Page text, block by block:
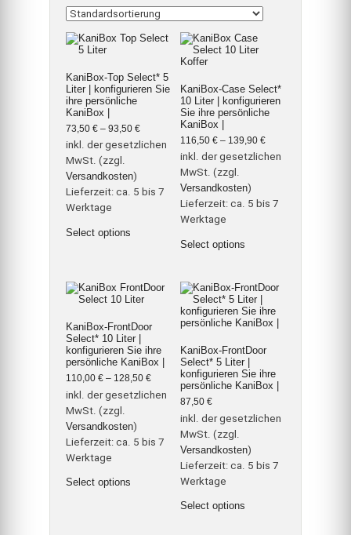
KaniBox-Top Select* 5
Liter | konfigurieren Sie
ihre persönliche
KaniBox |
73,50 €– 93,50 €
inkl. der gesetzlichen
MwSt. (zzgl.
Versandkosten)
Lieferzeit: ca. 5 bis 7
Werktage
Select optionsProdukt
Die
Optionen
auf
der
Produktseite
gewählt
werden
KaniBox-Case Select*
10 Liter | konfigurieren
Sie ihre persönliche
KaniBox |
116,50 €– 139,90 €
inkl. der gesetzlichen
MwSt. (zzgl.
Versandkosten)
Lieferzeit: ca. 5 bis 7
Werktage
Select optionsProdukt
auf.
Die
Optionen
können
der
Produktseite
gewählt
werden
KaniBox-FrontDoor
Select* 10 Liter |
konfigurieren Sie ihre
persönliche KaniBox |
110,00 €– 128,50 €
inkl. der gesetzlichen
MwSt. (zzgl.
Versandkosten)
Lieferzeit: ca. 5 bis 7
Werktage
Select optionsProdukt
KaniBox-FrontDoor
Select* 5 Liter |
konfigurieren Sie ihre
persönliche KaniBox |
87,50 €
inkl. der gesetzlichen
MwSt. (zzgl.
Versandkosten)
Lieferzeit: ca. 5 bis 7
Werktage
Select options